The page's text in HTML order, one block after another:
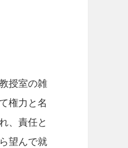
授室の雑
権力と名
、責任と
望んで就